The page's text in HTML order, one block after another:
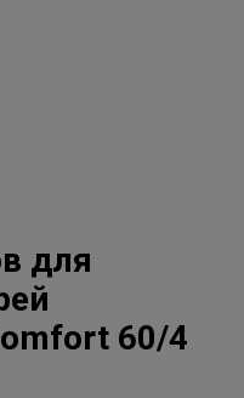
для
60/4